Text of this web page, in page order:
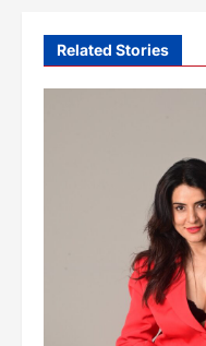
n
a
Related Stories